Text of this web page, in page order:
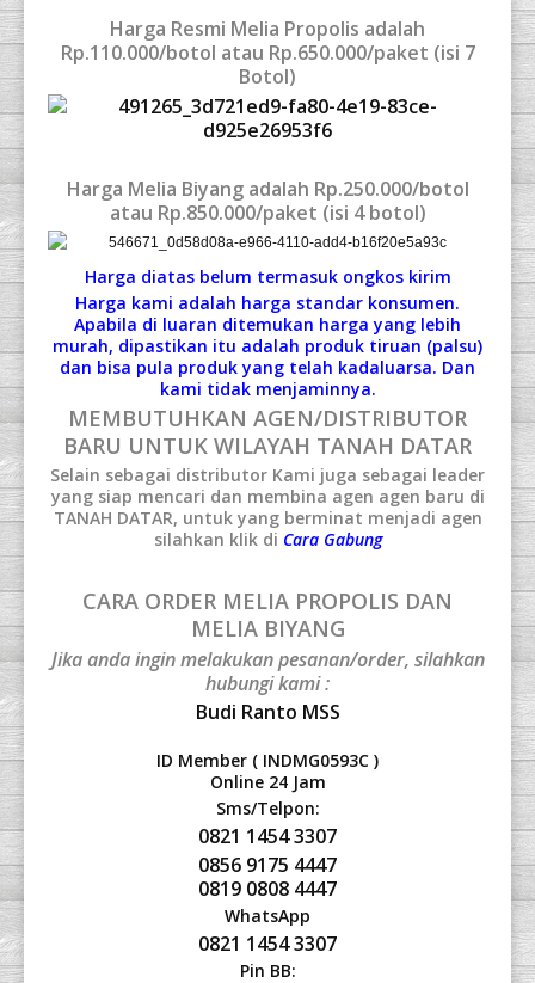
Harga Resmi Melia Propolis adalah
Rp.110.000/botol atau Rp.650.000/paket (isi 7
Botol)
Harga Melia Biyang adalah Rp.250.000/botol
atau Rp.850.000/paket (isi 4 botol)
Harga diatas belum termasuk ongkos kirim
Harga kami adalah harga standar konsumen.
Apabila di luaran ditemukan harga yang lebih
murah, dipastikan itu adalah produk tiruan (palsu)
dan bisa pula produk yang telah kadaluarsa. Dan
kami tidak menjaminnya.
MEMBUTUHKAN AGEN/DISTRIBUTOR
BARU UNTUK WILAYAH TANAH DATAR
Selain sebagai distributor Kami juga sebagai leader
yang siap mencari dan membina agen agen baru di
TANAH DATAR, untuk yang berminat menjadi agen
silahkan klik di Cara Gabung
CARA ORDER MELIA PROPOLIS DAN
MELIA BIYANG
Jika anda ingin melakukan pesanan/order, silahkan
hubungi kami :
Budi Ranto MSS
ID Member ( INDMG0593C )
Online 24 Jam
Sms/Telpon:
0821 1454 3307
0856 9175 4447
0819 0808 4447
WhatsApp
0821 1454 3307
Pin BB: